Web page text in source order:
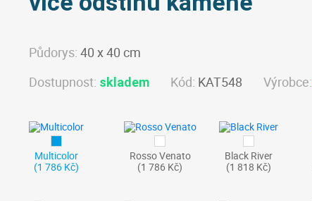
Půdorys: 40 x 40 cm
Dostupnost: skladem Kód: KAT548 Výrobce:
Multicolor
(1 786 Kč)
Rosso Venato
(1 786 Kč)
Black River
(1 818 Kč)